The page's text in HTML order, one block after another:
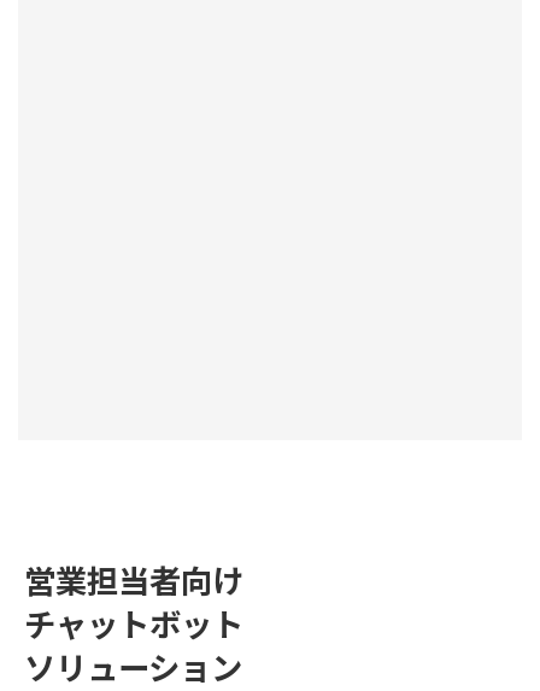
営業担当者向け
チャットボット
ソリューション